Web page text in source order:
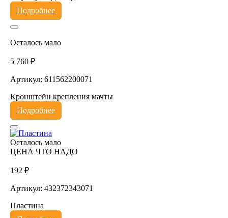
Подробнее
Осталось мало
5 760 ₽
Артикул: 611562200071
Кронштейн крепления мачты
Подробнее
Осталось мало
ЦЕНА ЧТО НАДО
192 ₽
Артикул: 432372343071
Пластина